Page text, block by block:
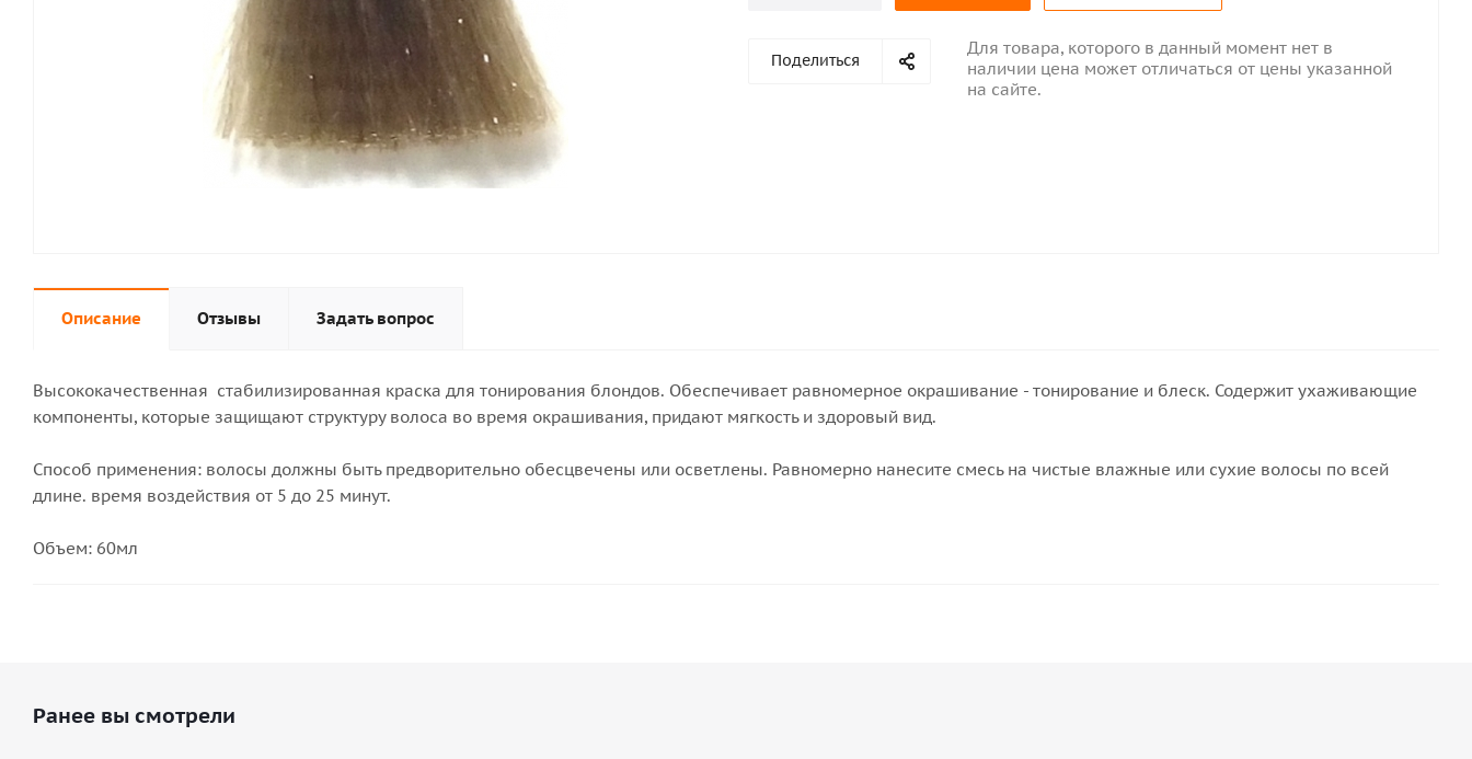
Поделиться
Для товара, которого в данный момент нет в
наличии цена может отличаться от цены указанной
на сайте.
Описание Отзывы Задать вопрос
Высококачественная стабилизированная краска для тонирования блондов. Обеспечивает равномерное окрашивание - тонирование и блеск. Содержит ухаживающие
компоненты, которые защищают структуру волоса во время окрашивания, придают мягкость и здоровый вид.
Способ применения: волосы должны быть предворительно обесцвечены или осветлены. Равномерно нанесите смесь на чистые влажные или сухие волосы по всей
длине. время воздействия от 5 до 25 минут.
Объем: 60мл
Ранее вы смотрели